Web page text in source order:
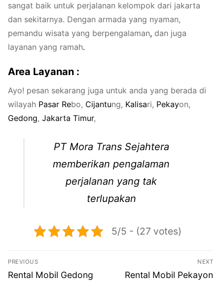
sangat baik untuk perjalanan kelompok dari jakarta
dan sekitarnya. Dengan armada yang nyaman,
pemandu wisata yang berpengalaman, dan juga
layanan yang ramah.
Area Layanan :
Ayo! pesan sekarang juga untuk anda yang berada di
wilayah Pasar Rebo, Cijantung, Kalisari, Pekayon,
Gedong, Jakarta Timur,
PT Mora Trans Sejahtera
memberikan pengalaman
perjalanan yang tak
terlupakan
5/5 - (27 votes)
Navigasi
pos
PREVIOUS
Previous
Rental Mobil Gedong
NEXT
Next
Rental Mobil Pekayon